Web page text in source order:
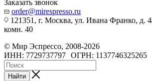
Заказать звонок
order@mirespresso.ru
121351, г. Москва, ул. Ивана Франко, д.
комн. 40
© Мир Эспрессо, 2008-2026
ИНН: 7729737797 ОГРН: 1137746325265
Найти